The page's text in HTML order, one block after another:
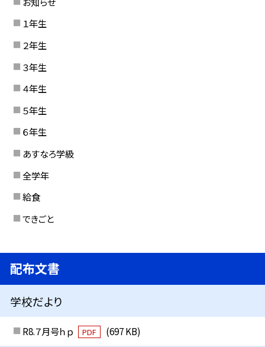
１年生
２年生
３年生
４年生
５年生
６年生
あすなろ学級
全学年
給食
できごと
配布文書
学校だより
R8.７月号ｈｐ PDF (697 KB)